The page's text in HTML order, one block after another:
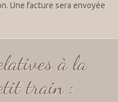
Une facture sera envoyée
à la
train :